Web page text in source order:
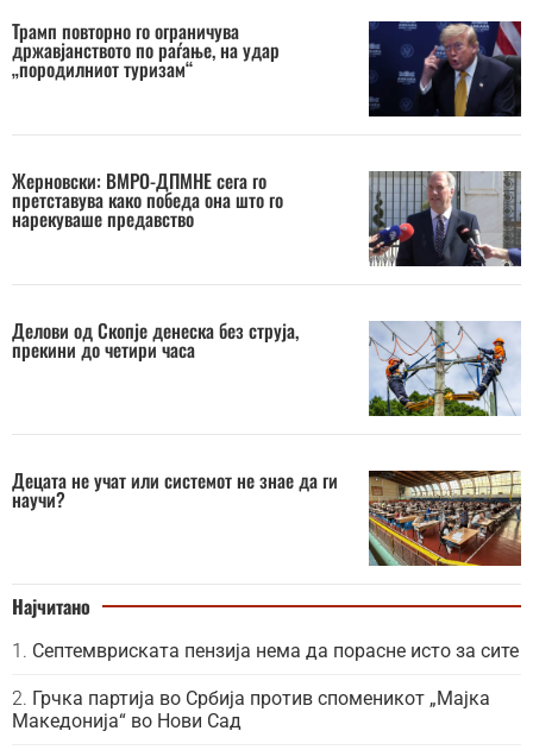
Трамп повторно го ограничува
државјанството по раѓање, на удар
„породилниот туризам“
Жерновски: ВМРО-ДПМНЕ сега го
претставува како победа она што го
нарекуваше предавство
Делови од Скопје денеска без струја,
прекини до четири часа
Децата не учат или системот не знае да ги
научи?
Најчитано
Септемвриската пензија нема да порасне исто за сите
Грчка партија во Србија против споменикот „Мајка
Македонија“ во Нови Сад